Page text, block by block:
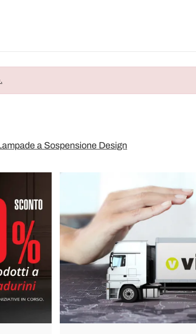
a Sospensione Design